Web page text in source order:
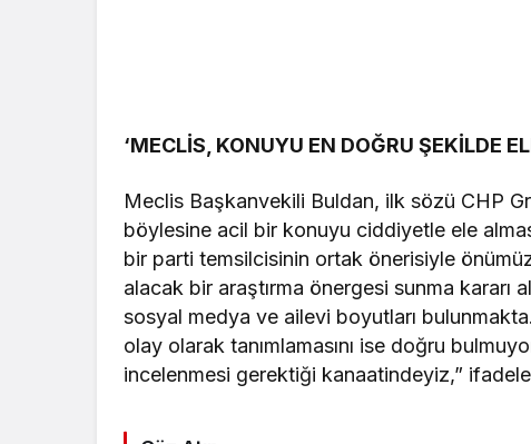
‘MECLİS, KONUYU EN DOĞRU ŞEKİLDE
Meclis Başkanvekili Buldan, ilk sözü CHP
böylesine acil bir konuyu ciddiyetle ele
bir parti temsilcisinin ortak önerisiyle
alacak bir araştırma önergesi sunma kararı
sosyal medya ve ailevi boyutları
olay olarak tanımlamasını ise doğru
incelenmesi gerektiği kanaatindeyiz,”